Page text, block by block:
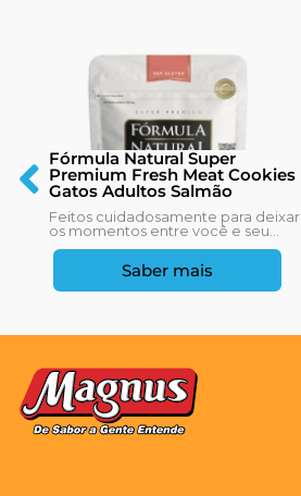
Fórmula Natural Super
Premium Fresh Meat Cookies
Gatos Adultos Salmão
Feitos cuidadosamente para deixar
os momentos entre você e seu...
Saber mais